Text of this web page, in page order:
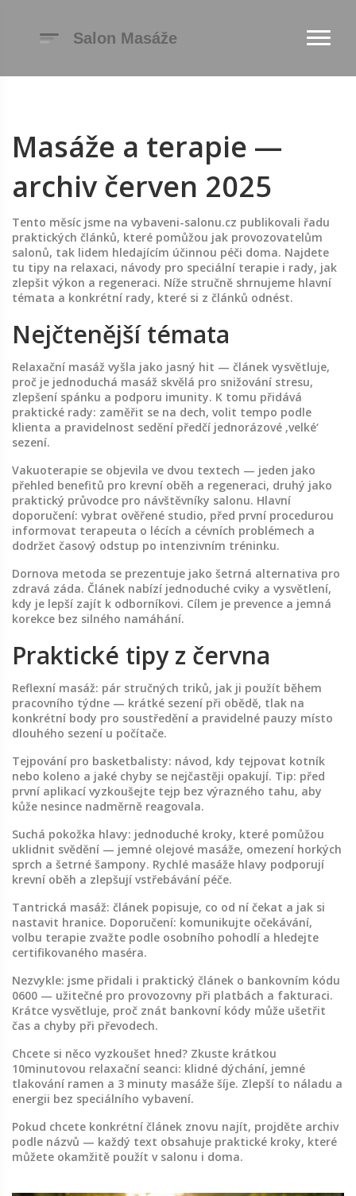
Masáže a terapie —
archiv červen 2025
Tento měsíc jsme na vybaveni-salonu.cz publikovali řadu
praktických článků, které pomůžou jak provozovatelům
salonů, tak lidem hledajícím účinnou péči doma. Najdete
tu tipy na relaxaci, návody pro speciální terapie i rady, jak
zlepšit výkon a regeneraci. Níže stručně shrnujeme hlavní
témata a konkrétní rady, které si z článků odnést.
Nejčtenější témata
Relaxační masáž vyšla jako jasný hit — článek vysvětluje,
proč je jednoduchá masáž skvělá pro snižování stresu,
zlepšení spánku a podporu imunity. K tomu přidává
praktické rady: zaměřit se na dech, volit tempo podle
klienta a pravidelnost sedění předčí jednorázové ‚velké‘
sezení.
Vakuoterapie se objevila ve dvou textech — jeden jako
přehled benefitů pro krevní oběh a regeneraci, druhý jako
praktický průvodce pro návštěvníky salonu. Hlavní
doporučení: vybrat ověřené studio, před první procedurou
informovat terapeuta o lécích a cévních problémech a
dodržet časový odstup po intenzivním tréninku.
Dornova metoda se prezentuje jako šetrná alternativa pro
zdravá záda. Článek nabízí jednoduché cviky a vysvětlení,
kdy je lepší zajít k odborníkovi. Cílem je prevence a jemná
korekce bez silného namáhání.
Praktické tipy z června
Reflexní masáž: pár stručných triků, jak ji použít během
pracovního týdne — krátké sezení při obědě, tlak na
konkrétní body pro soustředění a pravidelné pauzy místo
dlouhého sezení u počítače.
Tejpování pro basketbalisty: návod, kdy tejpovat kotník
nebo koleno a jaké chyby se nejčastěji opakují. Tip: před
první aplikací vyzkoušejte tejp bez výrazného tahu, aby
kůže nesince nadměrně reagovala.
Suchá pokožka hlavy: jednoduché kroky, které pomůžou
uklidnit svědění — jemné olejové masáže, omezení horkých
sprch a šetrné šampony. Rychlé masáže hlavy podporují
krevní oběh a zlepšují vstřebávání péče.
Tantrická masáž: článek popisuje, co od ní čekat a jak si
nastavit hranice. Doporučení: komunikujte očekávání,
volbu terapie zvažte podle osobního pohodlí a hledejte
certifikovaného maséra.
Nezvykle: jsme přidali i praktický článek o bankovním kódu
0600 — užitečné pro provozovny při platbách a fakturaci.
Krátce vysvětluje, proč znát bankovní kódy může ušetřit
čas a chyby při převodech.
Chcete si něco vyzkoušet hned? Zkuste krátkou
10minutovou relaxační seanci: klidné dýchání, jemné
tlakování ramen a 3 minuty masáže šíje. Zlepší to náladu a
energii bez speciálního vybavení.
Pokud chcete konkrétní článek znovu najít, projděte archiv
podle názvů — každý text obsahuje praktické kroky, které
můžete okamžitě použít v salonu i doma.